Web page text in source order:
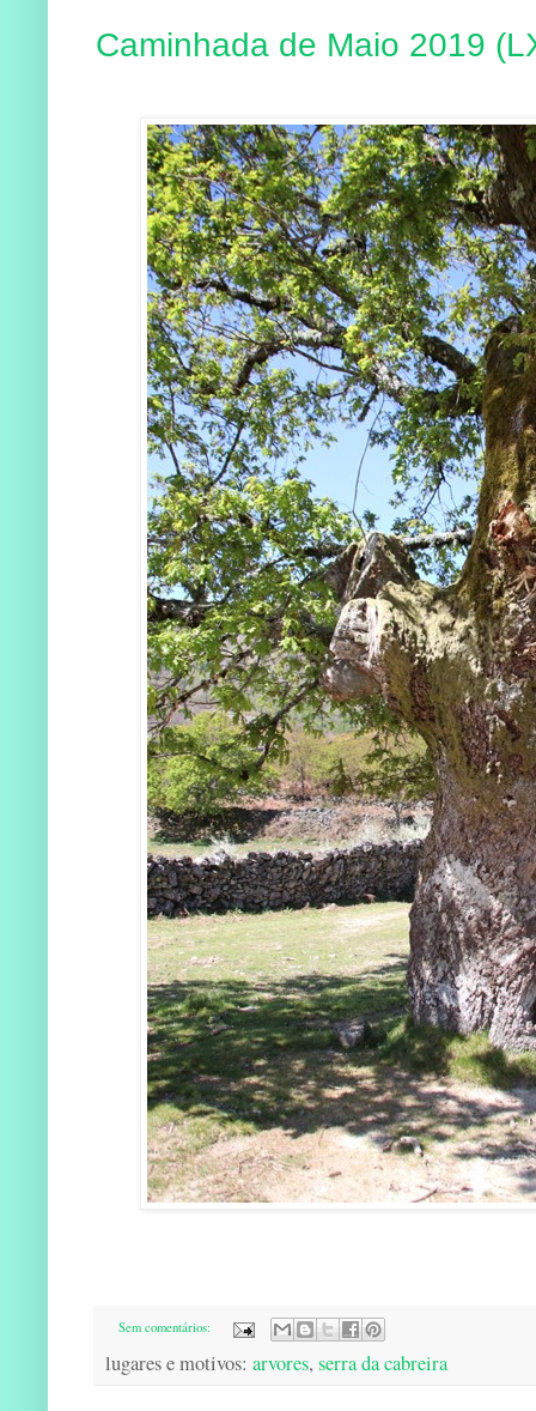
Caminhada de Maio 2019
Sem comentários:
lugares e motivos: arvores, serra da cabreira